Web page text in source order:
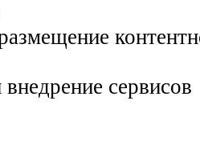
внедрение сервисов